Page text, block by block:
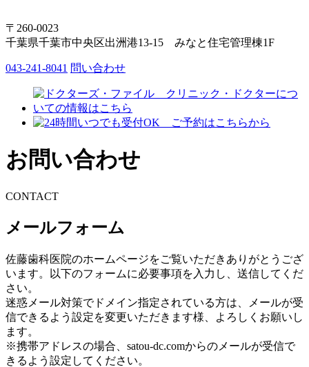
〒260-0023
千葉県千葉市中央区出洲港13-15 みなと住宅管理棟1F
043-241-8041 問い合わせ
お問い合わせ
CONTACT
メールフォーム
佐藤歯科医院のホームページをご覧いただきありがとうござ
います。以下のフォームに必要事項を入力し、送信してくだ
さい。
迷惑メール対策でドメイン指定されている方は、メールが受
信できるよう設定を変更いただきます様、よろしくお願いし
ます。
※携帯アドレスの場合、satou-dc.comからのメールが受信で
きるよう設定してください。